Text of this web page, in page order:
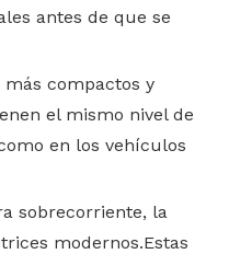
antes de que se
compactos y
el mismo nivel de
en los vehículos
sobrecorriente, la
modernos.Estas